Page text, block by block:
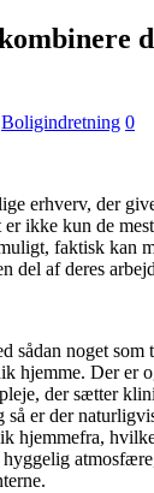
Boligindretning 0
erhverv, der
ikke kun de
faktisk kan
del af deres
sådan noget
hjemme. Der er
der sætter
så er der
hjemmefra,